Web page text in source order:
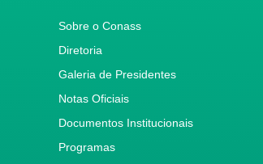
Sobre o Conass
Diretoria
Galeria de Presidentes
Notas Oficiais
Documentos Institucionais
Programas